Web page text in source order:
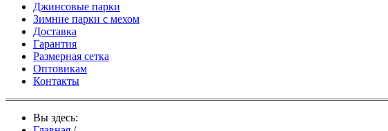
Джинсовые парки
Зимние парки с мехом
Доставка
Гарантия
Размерная сетка
Оптовикам
Контакты
Вы здесь: